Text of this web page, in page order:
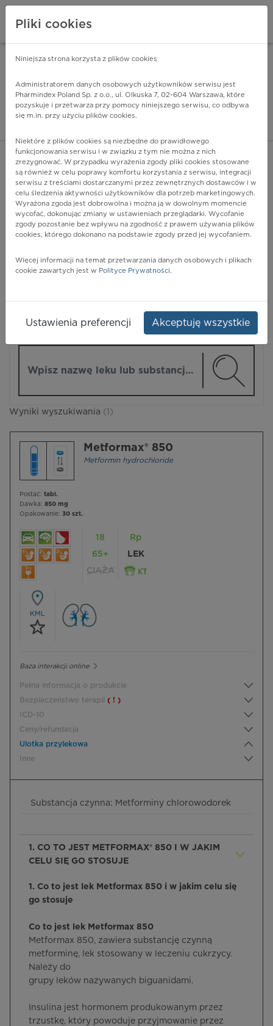
Pharmindex - lider
ZALOGUJ SIĘ
POKAŻ FILTRY
Pharmindex
Wyniki wyszukiwania (1)
Metformax® 850
Metformin hydrochloride
Postać: tabl.
Dawka: 850 mg
Opakowanie: 30 szt.
18
65+
CIĄŻA
Rp
LEK
KML
Baza interakcji online
Pełna informacja o produkcie
Bezpieczeństwo terapii ( ! )
ICD-10
Ceny/refundacja
Ulotka przylekowa
Inne
Substancja czynna: Metforminy chlorowodorek
1. CO TO JEST METFORMAX® 850 I W JAKIM
CELU SIĘ GO STOSUJE
1. Co to jest lek Metformax 850 i w jakim celu się
go stosuje
Co to jest lek Metformax 850
Metformax 850, zawiera substancję czynną
metforminę, lek stosowany w leczeniu cukrzycy.
Należy do
grupy leków nazywanych biguanidami.
Insulina jest hormonem produkowanym przez
trzustkę, który powoduje przyjmowanie przez
Pliki cookies
Niniejsza strona korzysta z plików cookies
Administratorem danych osobowych użytkowników serwisu jest
Pharmindex Poland Sp. z o.o., ul. Olkuska 7, 02-604 Warszawa, które
pozyskuje i przetwarza przy pomocy niniejszego serwisu, co odbywa
się m.in. przy użyciu plików cookies.
Niektóre z plików cookies są niezbędne do prawidłowego
funkcjonowania serwisu i w związku z tym nie można z nich
zrezygnować. W przypadku wyrażenia zgody pliki cookies stosowane
są również w celu poprawy komfortu korzystania z serwisu, integracji
serwisu z treściami dostarczanymi przez zewnętrznych dostawców i w
celu śledzenia aktywności użytkowników dla potrzeb marketingowych.
Wyrażona zgoda jest dobrowolna i można ją w dowolnym momencie
wycofać, dokonując zmiany w ustawieniach przeglądarki. Wycofanie
zgody pozostanie bez wpływu na zgodność z prawem używania plików
cookies, którego dokonano na podstawie zgody przed jej wycofaniem.
Więcej informacji na temat przetwarzania danych osobowych i plikach
cookie zawartych jest w Polityce Prywatności.
Ustawienia preferencji Akceptuję wszystkie
ZA DARMO - w Google Play INSTALUJ